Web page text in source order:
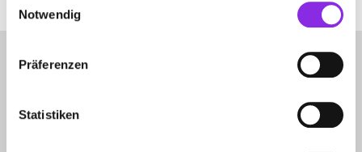
Notwendig
Präferenzen
Statistiken